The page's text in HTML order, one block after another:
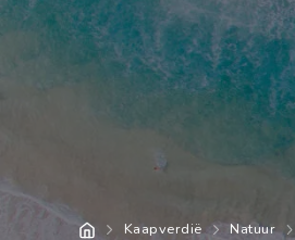
Kaapverdië Natuur